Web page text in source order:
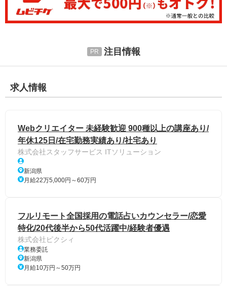
注目情報
求人情報
Webクリエイター 未経験歓迎 900種以上の講座あり/
年休125日/在宅勤務実績あり/社宅あり
株式会社スタッフサービス ITソリューション
新潟県
月給22万5,000円～60万円
フルリモート全国採用の電話占いカウンセラー/恋愛
特化/20代後半から50代活躍中/経験者優遇
株式会社ピクシィ
業務委託
新潟県
月給10万円～50万円